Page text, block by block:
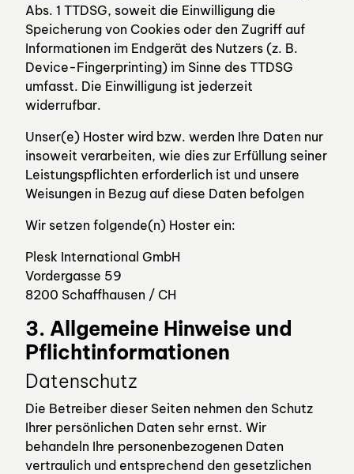
Abs. 1 TTDSG, soweit die Einwilligung die
Speicherung von Cookies oder den Zugriff auf
Informationen im Endgerät des Nutzers (z. B.
Device-Fingerprinting) im Sinne des TTDSG
umfasst. Die Einwilligung ist jederzeit
widerrufbar.
Unser(e) Hoster wird bzw. werden Ihre Daten nur
insoweit verarbeiten, wie dies zur Erfüllung seiner
Leistungspflichten erforderlich ist und unsere
Weisungen in Bezug auf diese Daten befolgen
Wir setzen folgende(n) Hoster ein:
Plesk International GmbH
Vordergasse 59
8200 Schaffhausen / CH
3. Allgemeine Hinweise und
Pflichtinformationen
Datenschutz
Die Betreiber dieser Seiten nehmen den Schutz
Ihrer persönlichen Daten sehr ernst. Wir
behandeln Ihre personenbezogenen Daten
vertraulich und entsprechend den gesetzlichen